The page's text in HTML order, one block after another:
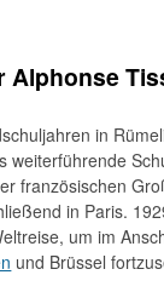
Alphonse
in
weiterführende
französischen
in Paris.
um im
und Brüssel